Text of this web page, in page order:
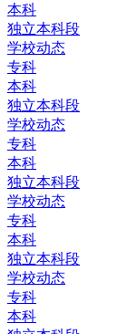
本科
独立本科段
学校动态
专科
本科
独立本科段
学校动态
专科
本科
独立本科段
学校动态
专科
本科
独立本科段
学校动态
专科
本科